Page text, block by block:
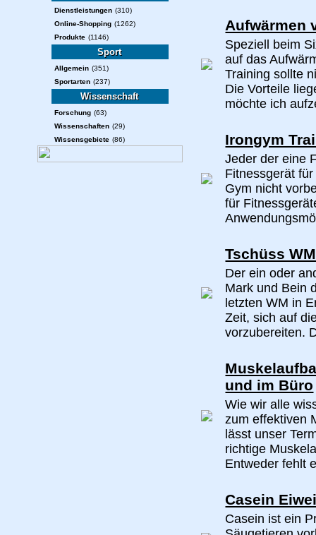
Dienstleistungen (310)
Online-Shopping (1262)
Produkte (1146)
Sport
Allgemein (351)
Sportarten (237)
Wissenschaft
Forschung (63)
Wissenschaften (29)
Wissensgebiete (86)
Aufwärmen
Speziell beim
auf das
Training sollte
Die Vorteile
möchte ich
Irongym
Jeder der eine
Fitnessgerät
Gym nicht
für
Tschüss
Der ein oder
Mark und Bein
letzten WM in
Zeit, sich auf
vorzubereiten.
und im Büro
Wie wir alle
zum effektiven
lässt unser
richtige
Entweder fehlt
Casein
Casein ist ein